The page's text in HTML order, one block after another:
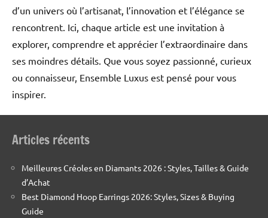
d’un univers où l’artisanat, l’innovation et l’élégance se
rencontrent. Ici, chaque article est une invitation à
explorer, comprendre et apprécier l’extraordinaire dans
ses moindres détails. Que vous soyez passionné, curieux
ou connaisseur, Ensemble Luxus est pensé pour vous
inspirer.
Articles récents
Meilleures Créoles en Diamants 2026 : Styles, Tailles & Guide
d’Achat
Best Diamond Hoop Earrings 2026: Styles, Sizes & Buying
Guide